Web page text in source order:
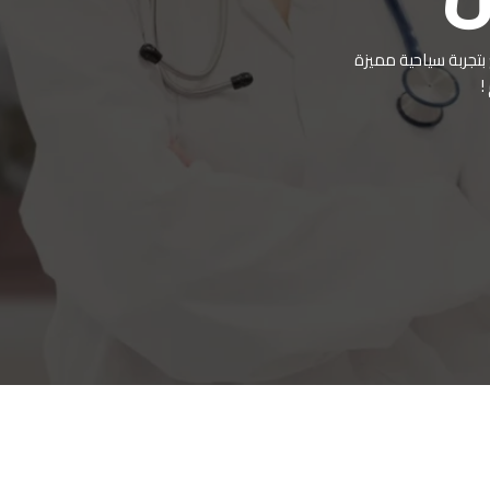
مع خدمات فاخرة ذات جودة
سياحية مميزة
!